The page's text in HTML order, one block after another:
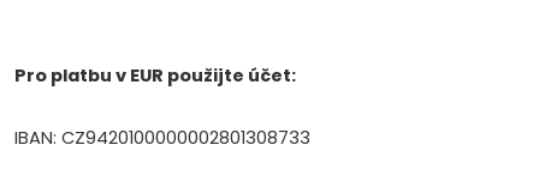
Pro platbu v EUR použijte účet:
IBAN: CZ9420100000002801308733